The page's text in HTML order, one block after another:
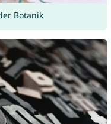
Botanik